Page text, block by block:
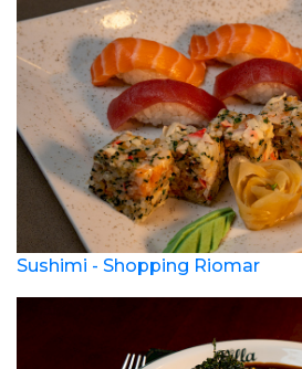
Sushimi - Shopping Riomar